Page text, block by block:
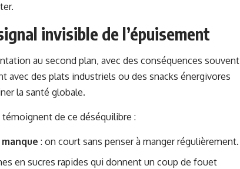
invisible de l’épuisement
au second plan, avec des conséquences souvent
avec des plats industriels ou des snacks énergivores
la santé globale.
de ce déséquilibre :
: on court sans penser à manger régulièrement.
en sucres rapides qui donnent un coup de fouet